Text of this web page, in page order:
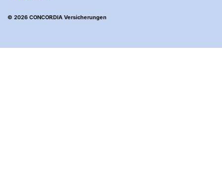
© 2026 CONCORDIA Versicherungen